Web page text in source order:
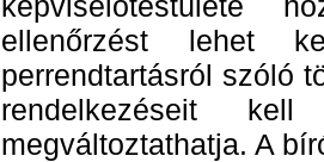
ellenőrzést lehet
perrendtartásról szóló
rendelkezéseit
megváltoztathatja. A